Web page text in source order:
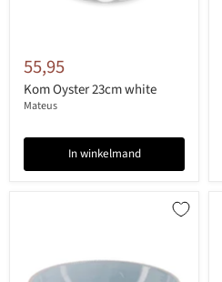
55,95
Kom Oyster 23cm white
Mateus
In winkelmand